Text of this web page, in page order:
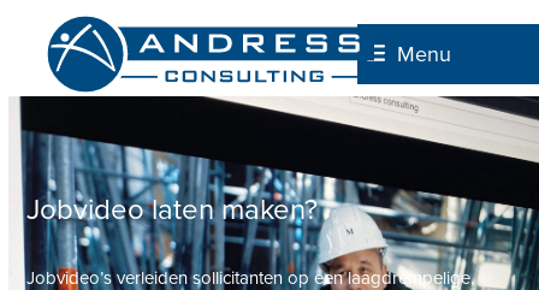
content
Menu
Jobvideo laten maken?
Jobvideo’s verleiden sollicitanten op een laagdrempelige,